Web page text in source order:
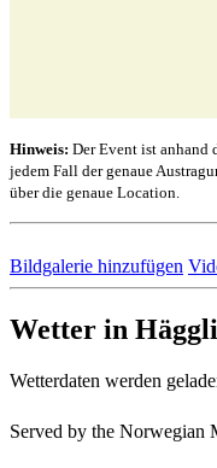
Hinweis: Der Event ist anhand
jedem Fall der genaue
über die genaue Location.
Bildgalerie hinzufügen
Wetter in
Wetterdaten werden
Served by the Norwegian